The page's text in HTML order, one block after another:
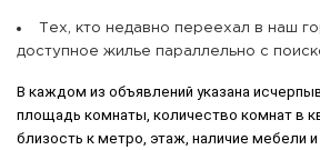
Тех, кто недавно переехал в наш
доступное жилье параллельно с
В каждом из объявлений указана
площадь комнаты, количество комнат в
близость к метро, этаж, наличие мебели и